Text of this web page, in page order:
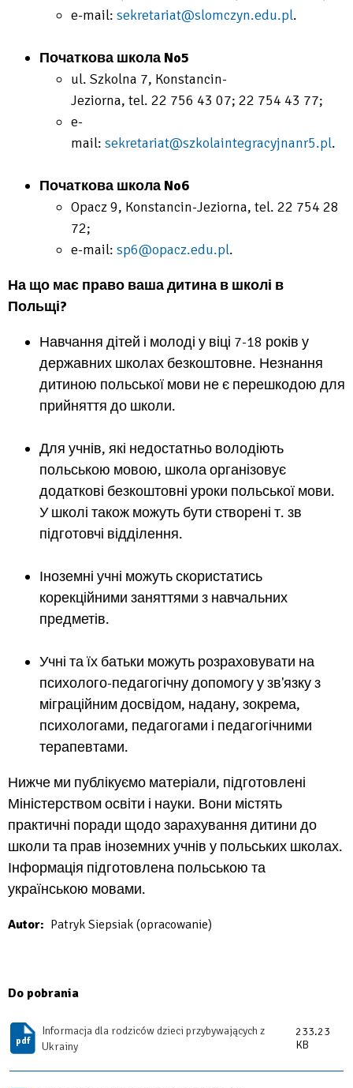
e-mail: sekretariat@slomczyn.edu.pl.
Початкова школа No5
ul. Szkolna 7, Konstancin-
Jeziorna, tel. 22 756 43 07; 22 754 43 77;
e-
mail: sekretariat@szkolaintegracyjnanr5.pl.
Початкова школа No6
Opacz 9, Konstancin-Jeziorna, tel. 22 754 28
72;
e-mail: sp6@opacz.edu.pl.
На що має право ваша дитина в школі в
Польщі?
Навчання дітей і молоді у віці 7-18 років у
державних школах безкоштовне. Незнання
дитиною польської мови не є перешкодою для
прийняття до школи.
Для учнів, які недостатньо володіють
польською мовою, школа організовує
додаткові безкоштовні уроки польської мови.
У школі також можуть бути створені т. зв
підготовчі відділення.
Іноземні учні можуть скористатись
корекційними заняттями з навчальних
предметів.
Учні та їх батьки можуть розраховувати на
психолого-педагогічну допомогу у зв'язку з
міграційним досвідом, надану, зокрема,
психологами, педагогами і педагогічними
терапевтами.
Нижче ми публікуємо матеріали, підготовлені
Міністерством освіти і науки. Вони містять
практичні поради щодо зарахування дитини до
школи та прав іноземних учнів у польських школах.
Інформація підготовлена ​​польською та
українською мовами.
Autor Patryk Siepsiak (opracowanie)
Do pobrania
Informacja dla rodziców dzieci przybywających z
Ukrainy
233.23
KB